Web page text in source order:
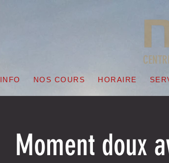
INFO NOS COURS HORAIRE
Moment doux